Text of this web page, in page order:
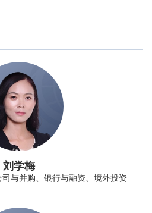
刘学梅
与并购、银行与融资、境外投资